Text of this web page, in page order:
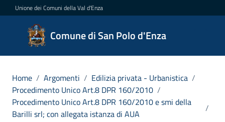
Vai al contenuto
Vai alla navigazione
Vai al footer
Unione dei Comuni della Val d'Enza
Comune di San Polo d'Enza
Comune
di San
d'Enza
Home / Argomenti / Edilizia privata - Urbanistica /
Procedimento Unico Art.8 DPR 160/2010 /
Procedimento Unico Art.8 DPR 160/2010 e smi della
Barilli srl; con allegata istanza di AUA
/